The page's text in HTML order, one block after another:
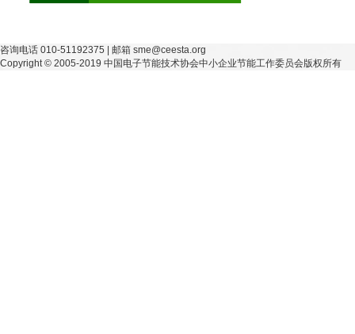
咨询电话 010-51192375 | 邮箱 sme@ceesta.org
Copyright © 2005-2019 中国电子节能技术协会中小企业节能工作委员会版权所有